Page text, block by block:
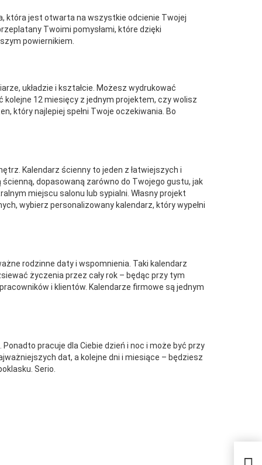
która jest otwarta na wszystkie odcienie Twojej
Twoimi pomysłami, które dzięki
powiernikiem.
układzie i kształcie. Możesz wydrukować
kolejne 12 miesięcy z jednym projektem, czy wolisz
który najlepiej spełni Twoje oczekiwania. Bo
Kalendarz ścienny to jeden z łatwiejszych i
dopasowaną zarówno do Twojego gustu, jak
miejscu salonu lub sypialni. Własny projekt
wybierz personalizowany kalendarz, który wypełni
rodzinne daty i wspomnienia. Taki kalendarz
życzenia przez cały rok – będąc przy tym
i klientów. Kalendarze firmowe są jednym
pracuje dla Ciebie dzień i noc i może być przy
dat, a kolejne dni i miesiące – będziesz
Serio.
Jak